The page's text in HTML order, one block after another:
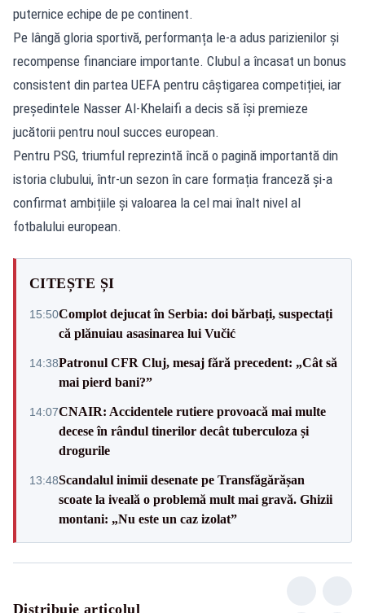
puternice echipe de pe continent.
Pe lângă gloria sportivă, performanța le-a adus parizienilor și
recompense financiare importante. Clubul a încasat un bonus
consistent din partea UEFA pentru câștigarea competiției, iar
președintele Nasser Al-Khelaifi a decis să își premieze
jucătorii pentru noul succes european.
Pentru PSG, triumful reprezintă încă o pagină importantă din
istoria clubului, într-un sezon în care formația franceză și-a
confirmat ambițiile și valoarea la cel mai înalt nivel al
fotbalului european.
CITEȘTE ȘI
15:50Complot dejucat în Serbia: doi bărbați, suspectați
că plănuiau asasinarea lui Vučić
14:38Patronul CFR Cluj, mesaj fără precedent: „Cât să
mai pierd bani?”
14:07CNAIR: Accidentele rutiere provoacă mai multe
decese în rândul tinerilor decât tuberculoza și
drogurile
13:48Scandalul inimii desenate pe Transfăgărășan
scoate la iveală o problemă mult mai gravă. Ghizii
montani: „Nu este un caz izolat”
Distribuie articolul